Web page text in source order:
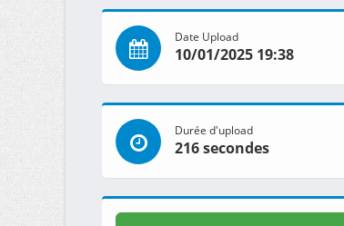
Date Upload
10/01/2025 19:38
Durée d'upload
216 secondes